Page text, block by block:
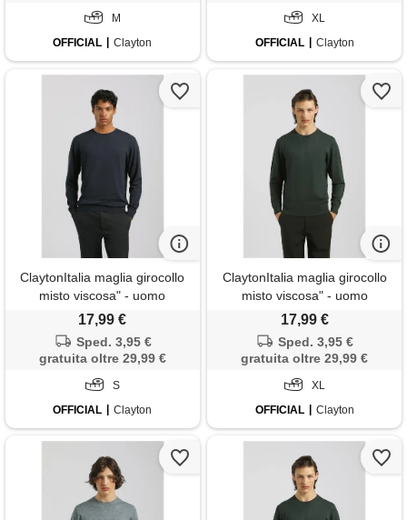
M
OFFICIAL
Clayton
XL
OFFICIAL
Clayton
ClaytonItalia maglia girocollo
misto viscosa" - uomo
17,99 €
Sped. 3,95 €
gratuita oltre 29,99 €
S
OFFICIAL
Clayton
ClaytonItalia maglia girocollo
misto viscosa" - uomo
17,99 €
Sped. 3,95 €
gratuita oltre 29,99 €
XL
OFFICIAL
Clayton